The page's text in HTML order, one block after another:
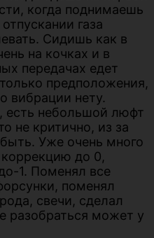
когда поднимаешь
газа
Сидишь как в
на кочках и в
передачах едет
предположения,
вибрации нету.
есть небольшой люфт
не критично, из за
Уже очень много
до 0,
1. Поменял все
поменял
свечи, сделал
разобраться может у